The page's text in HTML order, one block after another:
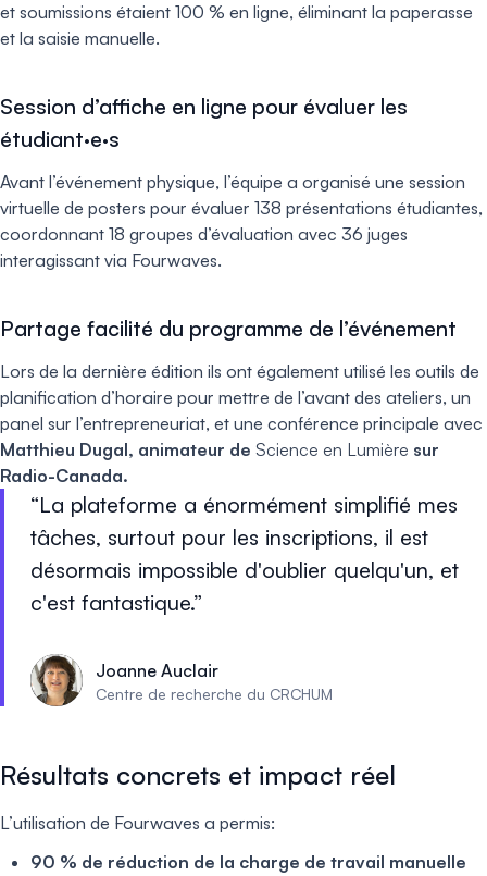
et soumissions étaient 100 % en ligne, éliminant la paperasse
et la saisie manuelle.
Session d’affiche en ligne pour évaluer les
étudiant·e·s
Avant l’événement physique, l’équipe a organisé une session
virtuelle de posters pour évaluer 138 présentations étudiantes,
coordonnant 18 groupes d’évaluation avec 36 juges
interagissant via Fourwaves.
Partage facilité du programme de l’événement
Lors de la dernière édition ils ont également utilisé les outils de
planification d’horaire pour mettre de l’avant des ateliers, un
panel sur l’entrepreneuriat, et une conférence principale avec
Matthieu Dugal, animateur de Science en Lumière sur
Radio-Canada.
La plateforme a énormément simplifié mes
tâches, surtout pour les inscriptions, il est
désormais impossible d'oublier quelqu'un, et
c'est fantastique.
Joanne Auclair
Centre de recherche du CRCHUM
Résultats concrets et impact réel
L’utilisation de Fourwaves a permis:
90 % de réduction de la charge de travail manuelle